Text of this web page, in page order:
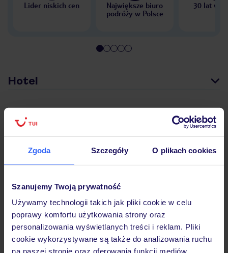
Zgoda Szczegóły O plikach cookies
Szanujemy Twoją prywatność
Używamy technologii takich jak pliki cookie w celu
poprawy komfortu użytkowania strony oraz
personalizowania wyświetlanych treści i reklam. Pliki
cookie wykorzystywane są także do analizowania ruchu
na naszej stronie oraz oferowania funkcji mediów
Lider niskich cen
Największe biuro
podróży w Polsce
30 lat w
Hotel
Pokoje
Wyżywienie
Atrakcje
Ważne informacje